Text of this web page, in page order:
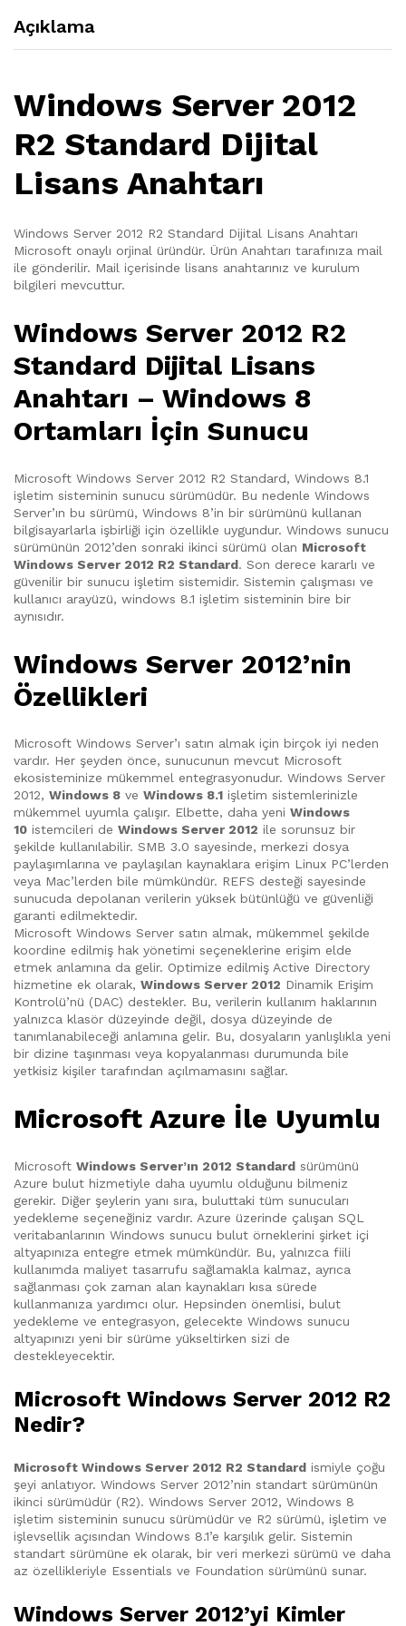
Açıklama
Windows Server 2012
R2 Standard Dijital
Lisans Anahtarı
Windows Server 2012 R2 Standard Dijital Lisans Anahtarı
Microsoft onaylı orjinal üründür. Ürün Anahtarı tarafınıza mail
ile gönderilir. Mail içerisinde lisans anahtarınız ve kurulum
bilgileri mevcuttur.
Windows Server 2012 R2
Standard Dijital Lisans
Anahtarı – Windows 8
Ortamları İçin Sunucu
Microsoft Windows Server 2012 R2 Standard, Windows 8.1
işletim sisteminin sunucu sürümüdür. Bu nedenle Windows
Server’ın bu sürümü, Windows 8’in bir sürümünü kullanan
bilgisayarlarla işbirliği için özellikle uygundur. Windows sunucu
sürümünün 2012’den sonraki ikinci sürümü olan Microsoft
Windows Server 2012 R2 Standard. Son derece kararlı ve
güvenilir bir sunucu işletim sistemidir. Sistemin çalışması ve
kullanıcı arayüzü, windows 8.1 işletim sisteminin bire bir
aynısıdır.
Windows Server 2012’nin
Özellikleri
Microsoft Windows Server’ı satın almak için birçok iyi neden
vardır. Her şeyden önce, sunucunun mevcut Microsoft
ekosisteminize mükemmel entegrasyonudur. Windows Server
2012, Windows 8 ve Windows 8.1 işletim sistemlerinizle
mükemmel uyumla çalışır. Elbette, daha yeni Windows
10 istemcileri de Windows Server 2012 ile sorunsuz bir
şekilde kullanılabilir. SMB 3.0 sayesinde, merkezi dosya
paylaşımlarına ve paylaşılan kaynaklara erişim Linux PC’lerden
veya Mac’lerden bile mümkündür. REFS desteği sayesinde
sunucuda depolanan verilerin yüksek bütünlüğü ve güvenliği
garanti edilmektedir.
Microsoft Windows Server satın almak, mükemmel şekilde
koordine edilmiş hak yönetimi seçeneklerine erişim elde
etmek anlamına da gelir. Optimize edilmiş Active Directory
hizmetine ek olarak, Windows Server 2012 Dinamik Erişim
Kontrolü’nü (DAC) destekler. Bu, verilerin kullanım haklarının
yalnızca klasör düzeyinde değil, dosya düzeyinde de
tanımlanabileceği anlamına gelir. Bu, dosyaların yanlışlıkla yeni
bir dizine taşınması veya kopyalanması durumunda bile
yetkisiz kişiler tarafından açılmamasını sağlar.
Microsoft Azure İle Uyumlu
Microsoft Windows Server’ın 2012 Standard sürümünü
Azure bulut hizmetiyle daha uyumlu olduğunu bilmeniz
gerekir. Diğer şeylerin yanı sıra, buluttaki tüm sunucuları
yedekleme seçeneğiniz vardır. Azure üzerinde çalışan SQL
veritabanlarının Windows sunucu bulut örneklerini şirket içi
altyapınıza entegre etmek mümkündür. Bu, yalnızca fiili
kullanımda maliyet tasarrufu sağlamakla kalmaz, ayrıca
sağlanması çok zaman alan kaynakları kısa sürede
kullanmanıza yardımcı olur. Hepsinden önemlisi, bulut
yedekleme ve entegrasyon, gelecekte Windows sunucu
altyapınızı yeni bir sürüme yükseltirken sizi de
destekleyecektir.
Microsoft Windows Server 2012 R2
Nedir?
Microsoft Windows Server 2012 R2 Standard ismiyle çoğu
şeyi anlatıyor. Windows Server 2012’nin standart sürümünün
ikinci sürümüdür (R2). Windows Server 2012, Windows 8
işletim sisteminin sunucu sürümüdür ve R2 sürümü, işletim ve
işlevsellik açısından Windows 8.1’e karşılık gelir. Sistemin
standart sürümüne ek olarak, bir veri merkezi sürümü ve daha
az özellikleriyle Essentials ve Foundation sürümünü sunar.
Windows Server 2012’yi Kimler